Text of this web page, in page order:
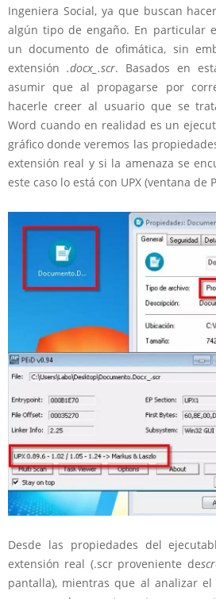
Ingeniera Social, ya que buscan
algún tipo de engaño. En particular
un documento de ofimática, sin
extensión .docx_.scr. Basados en
asumir que al propagarse por
hacerle creer al usuario que se
Word cuando en realidad es un
gráfico donde veremos las
extensión real y si la amenaza se
este caso lo está con UPX (ventana de
Desde las propiedades del
extensión real (.scr proveniente de
pantalla), mientras que al analizar el